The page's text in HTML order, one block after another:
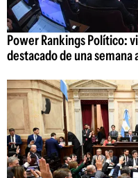
Power Rankings Político:
destacado de una